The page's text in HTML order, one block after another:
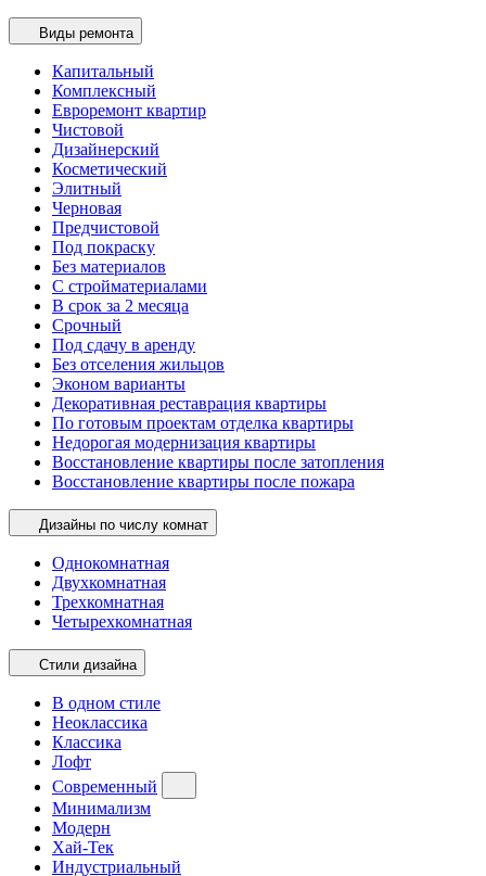
Виды ремонта
Капитальный
Комплексный
Евроремонт квартир
Чистовой
Дизайнерский
Косметический
Элитный
Черновая
Предчистовой
Под покраску
Без материалов
С стройматериалами
В срок за 2 месяца
Срочный
Под сдачу в аренду
Без отселения жильцов
Эконом варианты
Декоративная реставрация квартиры
По готовым проектам отделка квартиры
Недорогая модернизация квартиры
Восстановление квартиры после затопления
Восстановление квартиры после пожара
Дизайны по числу комнат
Однокомнатная
Двухкомнатная
Трехкомнатная
Четырехкомнатная
Стили дизайна
В одном стиле
Неоклассика
Классика
Лофт
Современный
Минимализм
Модерн
Хай-Тек
Индустриальный